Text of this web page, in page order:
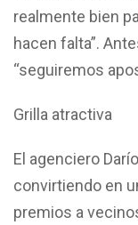
realmente bien
hacen falta”.
“seguiremos
Grilla atractiva
El agenciero
convirtiendo en
premios a